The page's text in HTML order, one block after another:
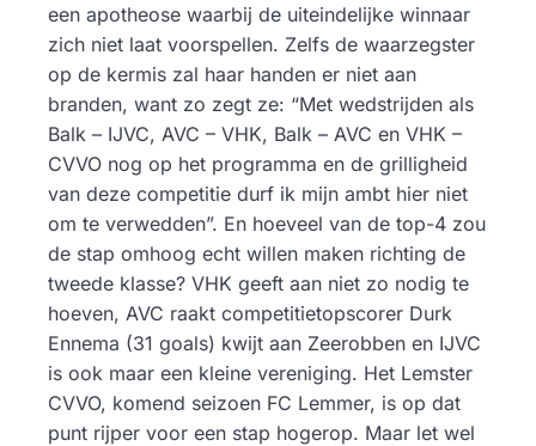
een apotheose waarbij de uiteindelijke winnaar
zich niet laat voorspellen. Zelfs de waarzegster
op de kermis zal haar handen er niet aan
branden, want zo zegt ze: “Met wedstrijden als
Balk – IJVC, AVC – VHK, Balk – AVC en VHK –
CVVO nog op het programma en de grilligheid
van deze competitie durf ik mijn ambt hier niet
om te verwedden”. En hoeveel van de top-4 zou
de stap omhoog echt willen maken richting de
tweede klasse? VHK geeft aan niet zo nodig te
hoeven, AVC raakt competitietopscorer Durk
Ennema (31 goals) kwijt aan Zeerobben en IJVC
is ook maar een kleine vereniging. Het Lemster
CVVO, komend seizoen FC Lemmer, is op dat
punt rijper voor een stap hogerop. Maar let wel